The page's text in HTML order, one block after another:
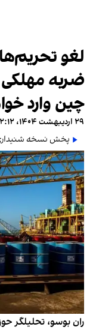
لغو
ضربه مهلکی
چین وارد
۲۹ اردیبهشت ۱۴۰۴، ۱۲:۱۲ (‎+۱ گرینویچ)
پخش نسخه
ران بوسو، تحلیلگر